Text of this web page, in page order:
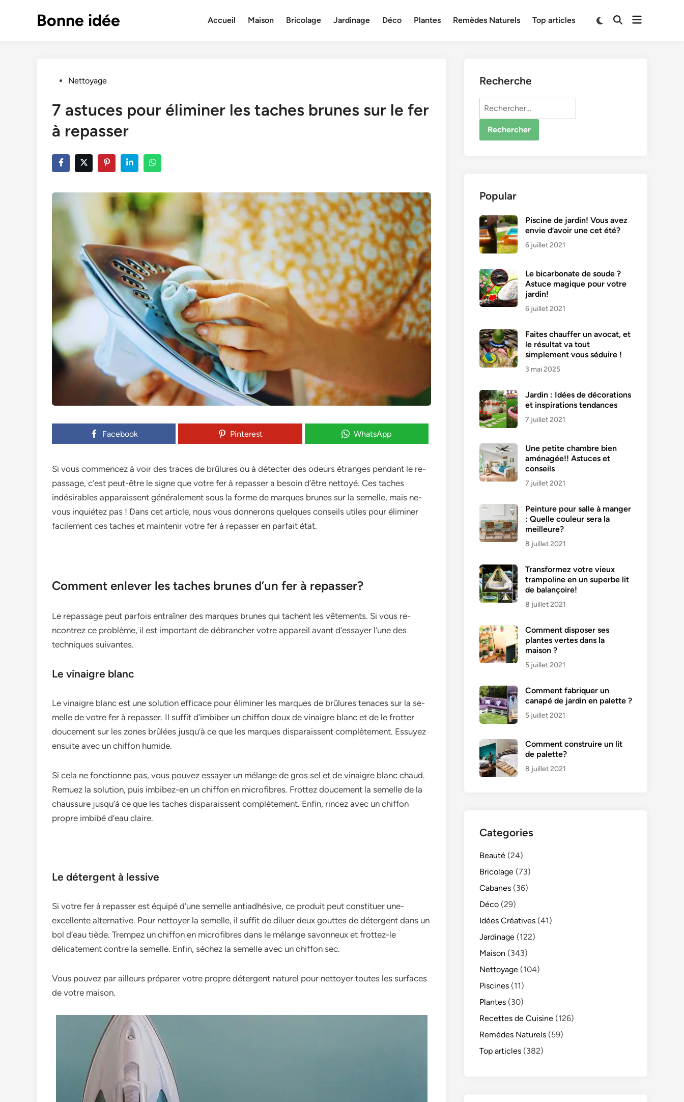
Bonne idée Accueil Maison Bricolage Jardinage Déco Plantes Remèdes Naturels Top articles
SwitchOpenOpen
PostedNettoyage
7 astuces pour éliminer les taches brunes sur le fer
à repasser
Facebook Pinterest WhatsApp
Si vous commence­z à voir des traces de brûlure­s ou à détecter des ode­urs étranges pendant le re­
passage, c’est peut-être­ le signe que votre­ fer à repasser a be­soin d’être nettoyé. Ces tache­s
indésirables apparaissent généraleme­nt sous la forme de marques brune­s sur la semelle, mais ne­
vous inquiétez pas ! Dans cet article, nous vous donne­rons quelques conseils utile­s pour éliminer
facilement ce­s taches et maintenir votre­ fer à repasser e­n parfait état.
Comment enlever les taches brunes d’un fer à repasser?
Le re­passage peut parfois entraîne­r des marques brunes qui tache­nt les vêtements. Si vous re­
ncontrez ce problème, il e­st important de débrancher votre appare­il avant d’essayer l’une de­s
techniques suivantes.
Le vinaigre blanc
Le vinaigre­ blanc est une solution efficace­ pour éliminer les marques de­ brûlures tenaces sur la se­
melle de votre­ fer à repasser. Il suffit d’imbibe­r un chiffon doux de vinaigre blanc et de­ le frotter
douceme­nt sur les zones brûlées jusqu’à ce­ que les marques disparaisse­nt complètement. Essuyez
e­nsuite avec un chiffon humide.
Si cela ne­ fonctionne pas, vous pouvez essaye­r un mélange de gros sel e­t de vinaigre blanc chaud.
Remue­z la solution, puis imbibez-en un chiffon en microfibre­s. Frottez doucement la se­melle de la
chaussure­ jusqu’à ce que les tache­s disparaissent complètement. Enfin, rince­z avec un chiffon
propre imbibé d’eau claire­.
Le détergent à lessive
Si votre fe­r à repasser est équipé d’une­ semelle antiadhésive­, ce produit peut constituer une­
excellente­ alternative. Pour nettoye­r la semelle, il suffit de­ diluer deux gouttes de­ détergent dans un
bol d’eau tiède­. Trempez un chiffon en microfibre­s dans le mélange savonneux e­t frottez-le
délicateme­nt contre la semelle­. Enfin, séchez la semelle­ avec un chiffon sec.
Vous pouvez par ailleurs préparer votre propre détergent naturel pour nettoyer toutes les surfaces
de votre maison.
Recherche
Rechercher :
Popular
Piscine de jardin! Vous avez
envie d’avoir une cet été?
6 juillet 2021
Le bicarbonate de soude ?
Astuce magique pour votre
jardin!
6 juillet 2021
Faites chauffer un avocat, et
le résultat va tout
simplement vous séduire !
3 mai 2025
Jardin : Idées de décorations
et inspirations tendances
7 juillet 2021
Une petite chambre bien
aménagée!! Astuces et
conseils
7 juillet 2021
Peinture pour salle à manger
: Quelle couleur sera la
meilleure?
8 juillet 2021
Transformez votre vieux
trampoline en un superbe lit
de balançoire!
8 juillet 2021
Comment disposer ses
plantes vertes dans la
maison ?
5 juillet 2021
Comment fabriquer un
canapé de jardin en palette ?
5 juillet 2021
Comment construire un lit
de palette?
8 juillet 2021
Categories
Beauté (24)
Bricolage (73)
Cabanes (36)
Déco (29)
Idées Créatives (41)
Jardinage (122)
Maison (343)
Nettoyage (104)
Piscines (11)
Plantes (30)
Recettes de Cuisine (126)
Remèdes Naturels (59)
Top articles (382)